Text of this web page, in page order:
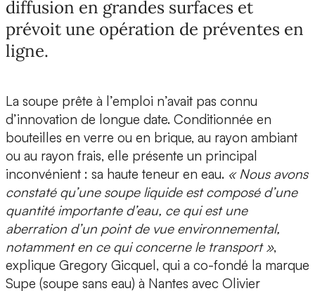
diffusion en grandes surfaces et
prévoit une opération de préventes en
ligne.
La soupe prête à l’emploi n’avait pas connu
d’innovation de longue date. Conditionnée en
bouteilles en verre ou en brique, au rayon ambiant
ou au rayon frais, elle présente un principal
inconvénient : sa haute teneur en eau. « Nous avons
constaté qu’une soupe liquide est composé d’une
quantité importante d’eau, ce qui est une
aberration d’un point de vue environnemental,
notamment en ce qui concerne le transport »,
explique Gregory Gicquel, qui a co-fondé la marque
Supe (soupe sans eau) à Nantes avec Olivier